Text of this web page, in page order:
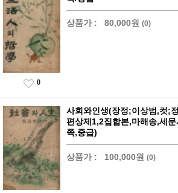
상품가 : 80,000원 (0)
0
사회와인생(장정;이상범,컷;
편상제1,2집합본,마해송,세
쪽,중급)
상품가 : 100,000원 (0)